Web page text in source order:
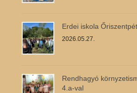
Erdei iskola
2026.05.27.
Rendhagyó
4.a-val